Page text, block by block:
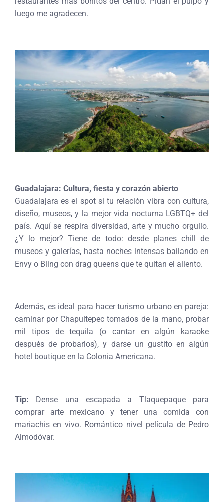
luego me agradecen.
Guadalajara: Cultura, fiesta y corazón abierto
Guadalajara es el spot si tu relación vibra con cultura,
diseño, museos, y la mejor vida nocturna LGBTQ+ del
país. Aquí se respira diversidad, arte y mucho orgullo.
¿Y lo mejor? Tiene de todo: desde planes chill de
museos y galerías, hasta noches intensas bailando en
Envy o Bling con drag queens que te quitan el aliento.
Además, es ideal para hacer turismo urbano en pareja:
caminar por Chapultepec tomados de la mano, probar
mil tipos de tequila (o cantar en algún karaoke
después de probarlos), y darse un gustito en algún
hotel boutique en la Colonia Americana.
Tip: Dense una escapada a Tlaquepaque para
comprar arte mexicano y tener una comida con
mariachis en vivo. Romántico nivel película de Pedro
Almodóvar.